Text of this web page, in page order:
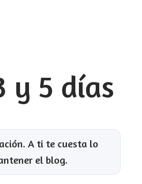
y 5 días
A ti te cuesta lo
el blog.